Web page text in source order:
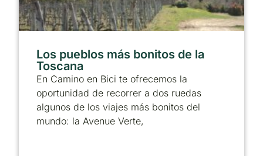
Los pueblos más bonitos de la
Toscana
En Camino en Bici te ofrecemos la
oportunidad de recorrer a dos ruedas
algunos de los viajes más bonitos del
mundo: la Avenue Verte,